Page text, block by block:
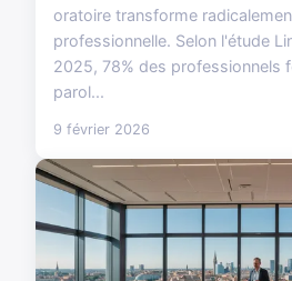
oratoire transforme
professionnelle. Selon l'étude
2025, 78% des professionnels
parol...
9 février 2026